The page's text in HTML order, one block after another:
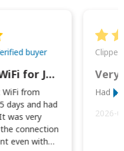
buyer
Great Pocket WiFi for Japan Travel
from
days and had
was very
connection
even with
Very
Had
2026-